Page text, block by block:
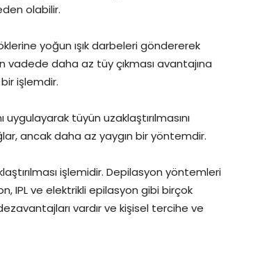
olabilir.
yoğun ışık darbeleri göndererek
vadede daha az tüy çıkması avantajına
işlemdir.
tüyün uzaklaştırılmasını
ancak daha az yaygın bir yöntemdir.
işlemidir. Depilasyon yöntemleri
IPL ve elektrikli epilasyon gibi birçok
vardır ve kişisel tercihe ve